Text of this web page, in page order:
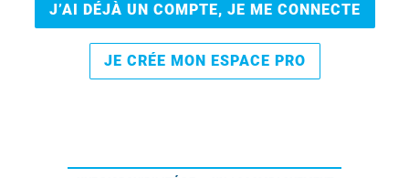
J’AI DÉJÀ UN COMPTE, JE ME CONNECTE
JE CRÉE MON ESPACE PRO